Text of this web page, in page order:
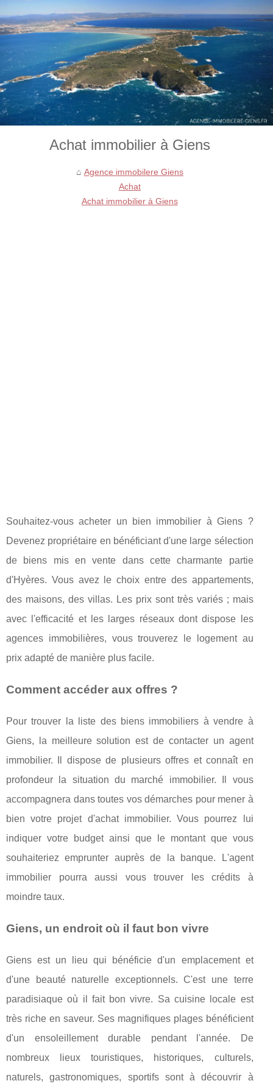
Achat immobilier à Giens
Agence immobilere Giens
Achat
Achat immobilier à Giens
Souhaitez-vous acheter un bien immobilier à Giens ?
Devenez propriétaire en bénéficiant d'une large sélection
de biens mis en vente dans cette charmante partie
d'Hyères. Vous avez le choix entre des appartements,
des maisons, des villas. Les prix sont très variés ; mais
avec l'efficacité et les larges réseaux dont dispose les
agences immobilières, vous trouverez le logement au
prix adapté de manière plus facile.
Comment accéder aux offres ?
Pour trouver la liste des biens immobiliers à vendre à
Giens, la meilleure solution est de contacter un agent
immobilier. Il dispose de plusieurs offres et connaît en
profondeur la situation du marché immobilier. Il vous
accompagnera dans toutes vos démarches pour mener à
bien votre projet d'achat immobilier. Vous pourrez lui
indiquer votre budget ainsi que le montant que vous
souhaiteriez emprunter auprès de la banque. L'agent
immobilier pourra aussi vous trouver les crédits à
moindre taux.
Giens, un endroit où il faut bon vivre
Giens est un lieu qui bénéficie d'un emplacement et
d'une beauté naturelle exceptionnels. C'est une terre
paradisiaque où il fait bon vivre. Sa cuisine locale est
très riche en saveur. Ses magnifiques plages bénéficient
d'un ensoleillement durable pendant l'année. De
nombreux lieux touristiques, historiques, culturels,
naturels, gastronomiques, sportifs sont à découvrir à